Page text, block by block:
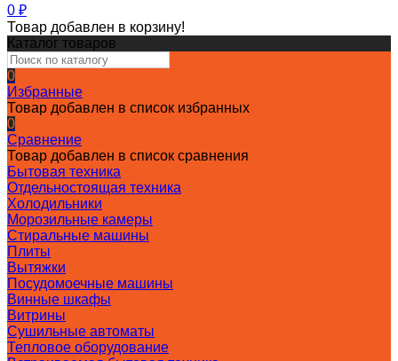
0 ₽
Товар добавлен в корзину!
Каталог товаров
0
Избранные
Товар добавлен в список избранных
0
Сравнение
Товар добавлен в список сравнения
Бытовая техника
Отдельностоящая техника
Холодильники
Морозильные камеры
Стиральные машины
Плиты
Вытяжки
Посудомоечные машины
Винные шкафы
Витрины
Сушильные автоматы
Тепловое оборудование